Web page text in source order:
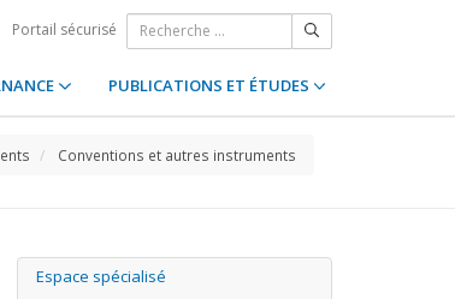
Portail sécurisé
PUBLICATIONS ET ÉTUDES
Conventions et autres instruments
Espace spécialisé